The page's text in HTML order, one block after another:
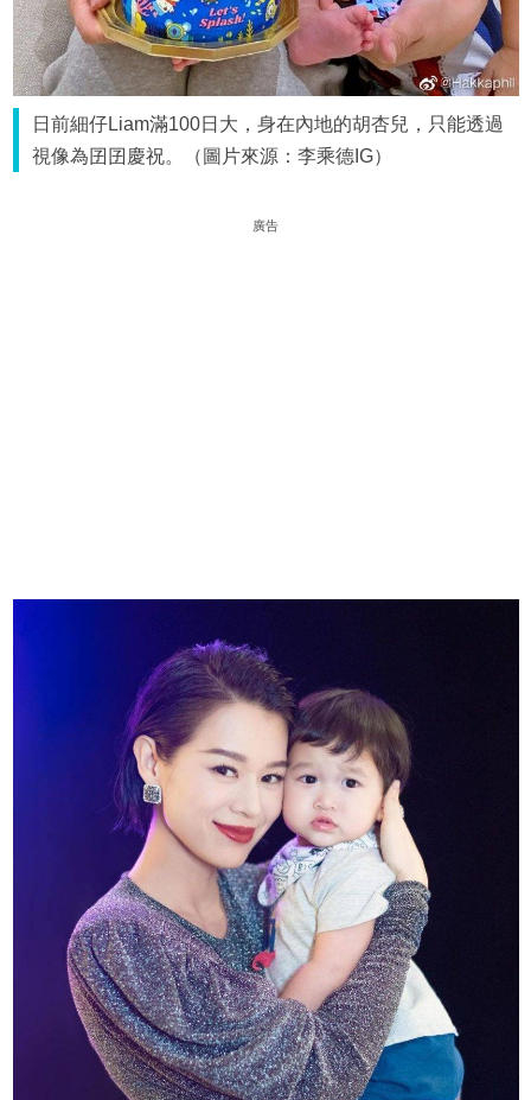
日前細仔Liam滿100日大，身在內地的胡杏兒，只能透過
視像為囝囝慶祝。（圖片來源：李乘德IG）
廣告